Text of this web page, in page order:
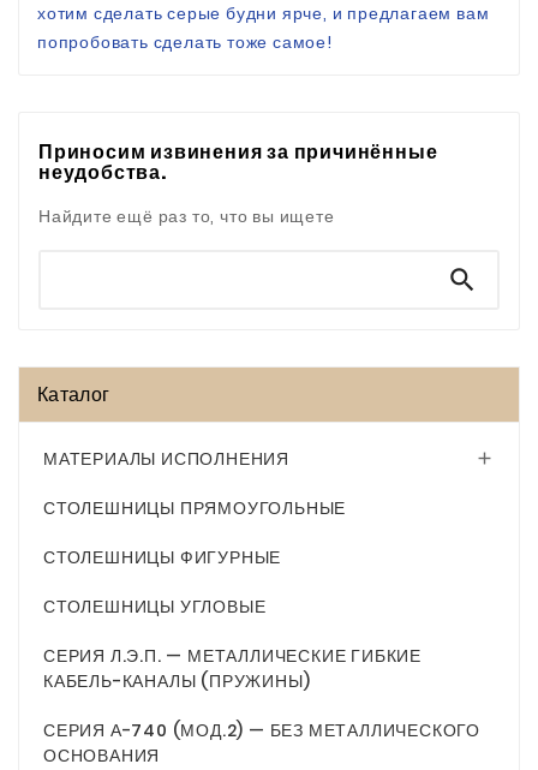
хотим сделать серые будни ярче, и предлагаем вам
попробовать сделать тоже самое!
Приносим извинения за причинённые
неудобства.
Найдите ещё раз то, что вы ищете

Каталог
МАТЕРИАЛЫ ИСПОЛНЕНИЯ 
СТОЛЕШНИЦЫ ПРЯМОУГОЛЬНЫЕ
СТОЛЕШНИЦЫ ФИГУРНЫЕ
СТОЛЕШНИЦЫ УГЛОВЫЕ
СЕРИЯ Л.Э.П. — МЕТАЛЛИЧЕСКИЕ ГИБКИЕ
КАБЕЛЬ-КАНАЛЫ (ПРУЖИНЫ)
СЕРИЯ А-740 (МОД.2) — БЕЗ МЕТАЛЛИЧЕСКОГО
ОСНОВАНИЯ